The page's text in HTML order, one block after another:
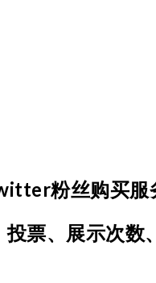
粉丝购买服
投票、展示次